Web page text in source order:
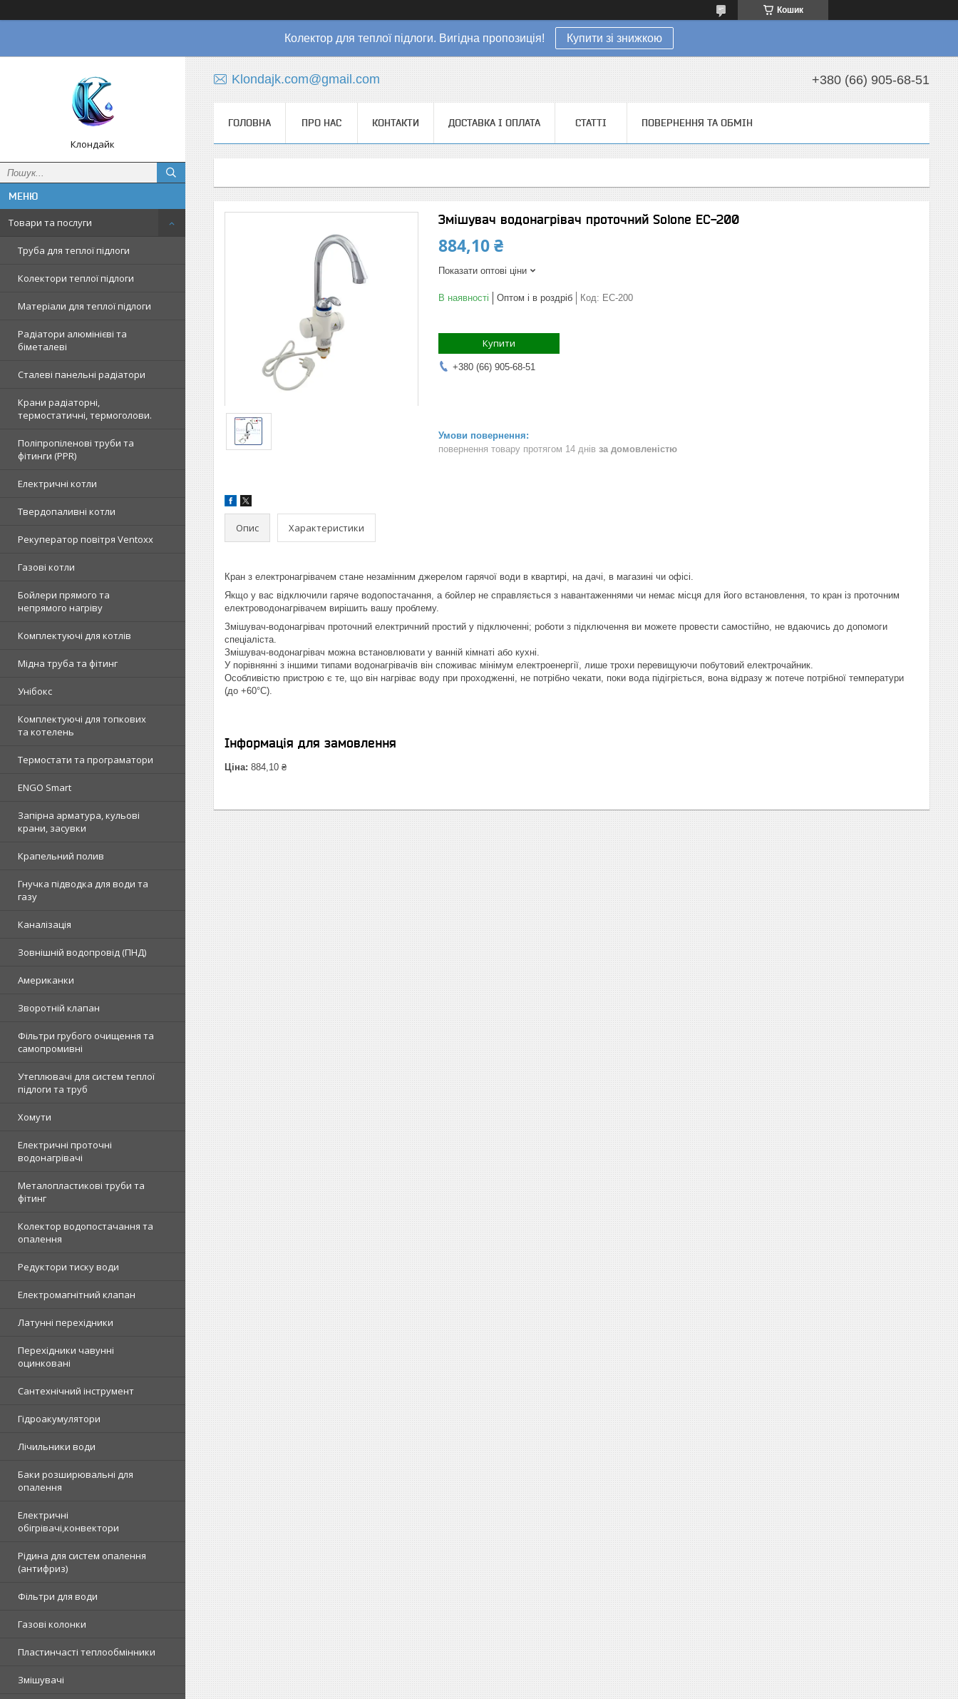
Кошик
Колектор для теплої підлоги. Вигідна пропозиція! Купити зі знижкою
Клондайк
Товари та послуги
Труба для теплої підлоги
Колектори теплої підлоги
Матеріали для теплої підлоги
Радіатори алюмінієві та
біметалеві
Сталеві панельні радіатори
Крани радіаторні,
термостатичні, термоголови.
Поліпропіленові труби та
фітинги (PPR)
Електричні котли
Твердопаливні котли
Рекуператор повітря Ventoxx
Газові котли
Бойлери прямого та
непрямого нагріву
Комплектуючі для котлів
Мідна труба та фітинг
Унібокс
Комплектуючі для топкових
та котелень
Термостати та програматори
ENGO Smart
Запірна арматура, кульові
крани, засувки
Крапельний полив
Гнучка підводка для води та
газу
Каналізація
Зовнішній водопровід (ПНД)
Американки
Зворотній клапан
Фільтри грубого очищення та
самопромивні
Утеплювачі для систем теплої
підлоги та труб
Хомути
Електричні проточні
водонагрівачі
Металопластикові труби та
фітинг
Колектор водопостачання та
опалення
Редуктори тиску води
Електромагнітний клапан
Латунні перехідники
Перехідники чавунні
оцинковані
Сантехнічний інструмент
Гідроакумулятори
Лічильники води
Баки розширювальні для
опалення
Електричні
обігрівачі,конвектори
Рідина для систем опалення
(антифриз)
Фільтри для води
Газові колонки
Пластинчасті теплообмінники
Змішувачі
Klondajk.com@gmail.com +380 (66) 905-68-51
ГОЛОВНА ПРО НАС КОНТАКТИ ДОСТАВКА І ОПЛАТА СТАТТІ ПОВЕРНЕННЯ ТА ОБМІН
Змішувач водонагрівач проточний Solone EC-200
884,10 ₴
Показати оптові ціни
В наявності Оптом і в роздріб Код: EC-200
Купити
+380 (66) 905-68-51
повернення товару протягом 14 днів за домовленістю
Опис Характеристики
Кран з електронагрівачем стане незамінним джерелом гарячої води в квартирі, на дачі, в магазині чи офісі.
Якщо у вас відключили гаряче водопостачання, а бойлер не справляється з навантаженнями чи немає місця для його встановлення, то кран із проточним
електроводонагрівачем вирішить вашу проблему.
Змішувач-водонагрівач проточний електричний простий у підключенні; роботи з підключення ви можете провести самостійно, не вдаючись до допомоги
спеціаліста.
Змішувач-водонагрівач можна встановлювати у ванній кімнаті або кухні.
У порівнянні з іншими типами водонагрівачів він споживає мінімум електроенергії, лише трохи перевищуючи побутовий електрочайник.
Особливістю пристрою є те, що він нагріває воду при проходженні, не потрібно чекати, поки вода підігріється, вона відразу ж потече потрібної температури
(до +60°С).
Інформація для замовлення
Ціна: 884,10 ₴